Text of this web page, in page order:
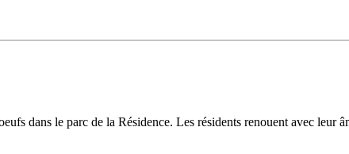
dans le parc de la Résidence. Les résidents renouent avec leur